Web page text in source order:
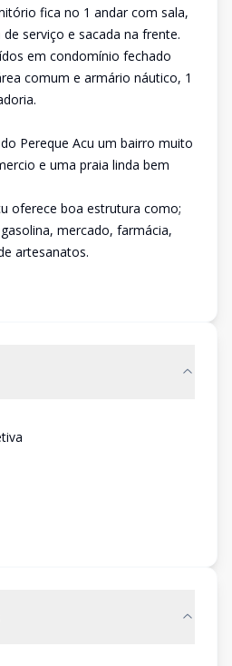
fica no 1 andar com sala,
serviço e sacada na frente.
em condomínio fechado
comum e armário náutico, 1
Pereque Acu um bairro muito
e uma praia linda bem
oferece boa estrutura como;
mercado, farmácia,
artesanatos.